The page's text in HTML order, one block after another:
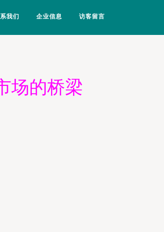
我们 企业信息 访客留言
场的桥梁